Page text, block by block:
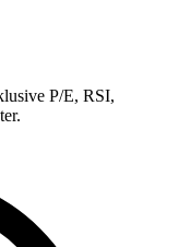
P/E, RSI,